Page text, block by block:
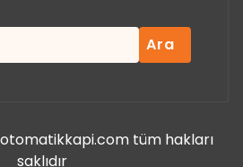
tüm hakları
saklıdır